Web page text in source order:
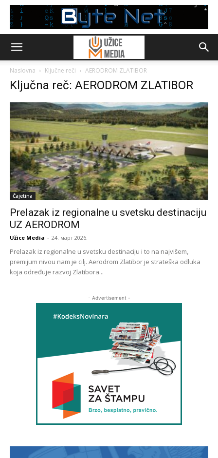
Naslovna Ključne reči AERODROM ZLATIBOR
Ključna reč: AERODROM ZLATIBOR
Čajetina
Prelazak iz regionalne u svetsku destinaciju
UZ AERODROM
Užice Media - 24. март 2026.
Prelazak iz regionalne u svetsku destinaciju i to na najvišem,
premijum nivou nam je cilj. Aerodrom Zlatibor je strateška odluka
koja određuje razvoj Zlatibora...
- Advertisement -